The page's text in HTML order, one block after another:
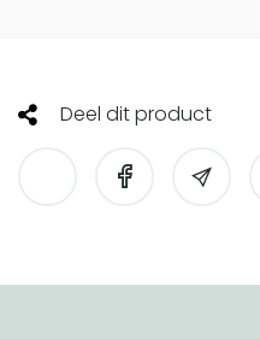
Deel dit product